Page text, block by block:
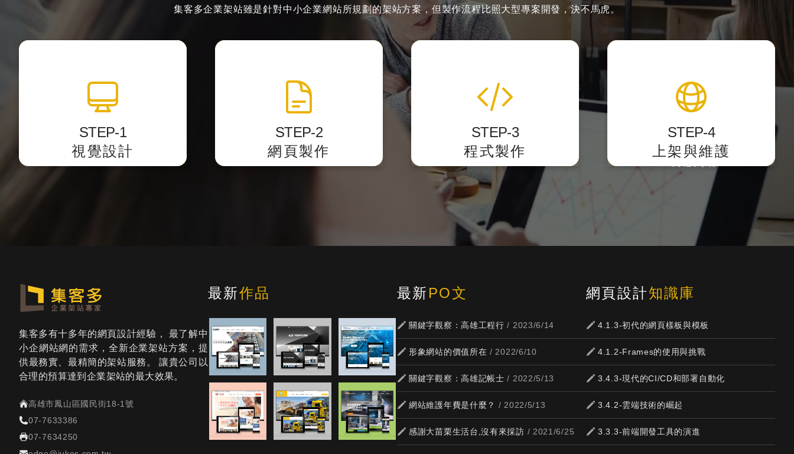
集客多企業架站雖是針對中小企業網站所規劃的架站方案， 但製作流程比照大型專案開發，決不馬虎。
STEP-1
視覺設計
全站視覺設計
透過影像編輯軟體中設計網站介
面，
並提供客戶預覽網址校稿。
STEP-2
網頁製作
網頁製作切版
以最精準的 HTML標籤結構
將視覺設計稿轉換成網頁的格
式。
STEP-3
程式製作
程式化與後台製作
我們開發後台力求精簡好用，讓
客戶第一次使用就上手。
STEP-4
上架與維護
上架與維護
提供後台測試點，校對後正式上
架，
主動遞交網站sitemap提供搜尋
引擎蒐錄。
集客多有十多年的網頁設計經驗， 最了解中
小企網站網的需求，全新企業架站方案，提
供最務實、最精簡的架站服務。 讓貴公司以
合理的預算達到企業架站的最大效果。
高雄市鳳山區國民街18-1號
07-7633386
07-7634250
最新作品 最新 PO文
關鍵字觀察：高雄工程行 / 2023/6/14
形象網站的價值所在 / 2022/6/10
關鍵字觀察：高雄記帳士 / 2022/5/13
網站維護年費是什麼？ / 2022/5/13
感謝大苗栗生活台,沒有來採訪 / 2021/6/25
網頁設計知識庫
4.1.3-初代的網頁樣板與模板
4.1.2-Frames的使用與挑戰
3.4.3-現代的CI/CD和部署自動化
3.4.2-雲端技術的崛起
3.3.3-前端開發工具的演進